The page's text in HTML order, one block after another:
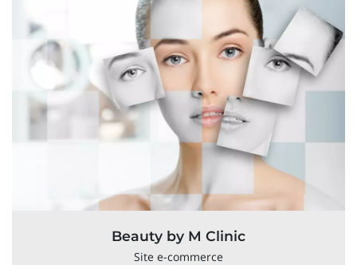
Beauty by M Clinic
Site e-commerce